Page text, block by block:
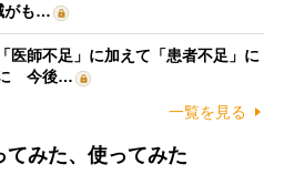
がも…
医師不足」に加えて「患者不足」に
に 今後…
一覧を見る
みた、使ってみた